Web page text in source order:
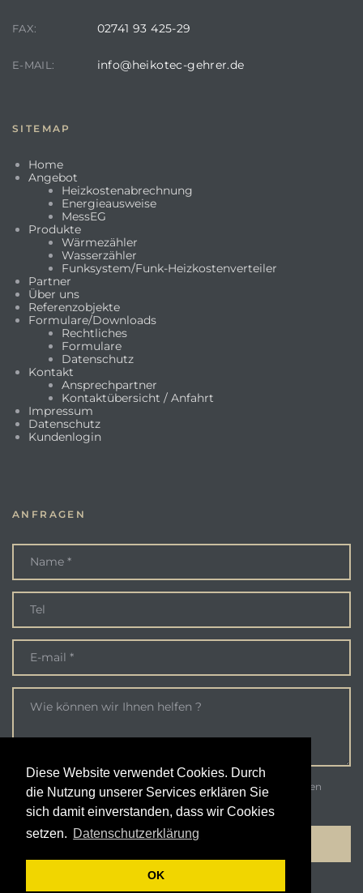
Diese Website verwendet Cookies. Durch
die Nutzung unserer Services erklären Sie
sich damit einverstanden, dass wir Cookies
setzen. Datenschutzerklärung
OK
FAX: 02741 93 425-29
E-MAIL: info@heikotec-gehrer.de
SITEMAP
Home
Angebot
Heizkostenabrechnung
Energieausweise
MessEG
Produkte
Wärmezähler
Wasserzähler
Funksystem/Funk-Heizkostenverteiler
Partner
Über uns
Referenzobjekte
Formulare/Downloads
Rechtliches
Formulare
Datenschutz
Kontakt
Ansprechpartner
Kontaktübersicht / Anfahrt
Impressum
Datenschutz
Kundenlogin
ANFRAGEN
Ich bin damit einverstanden, dass meine vorgelegten Daten
gesammelt und gespeichert werden.